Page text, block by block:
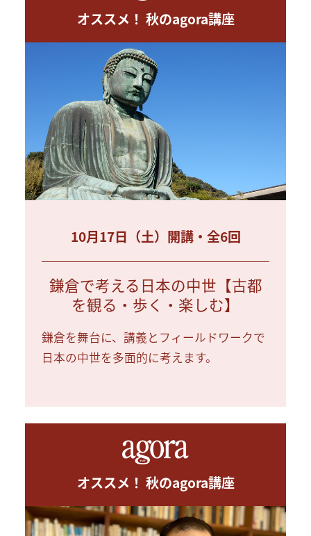
オススメ！ 秋のagora講座
10月17日（土）開講・全6回
鎌倉で考える日本の中世【古都
を観る・歩く・楽しむ】
鎌倉を舞台に、講義とフィールドワークで
日本の中世を多面的に考えます。
オススメ！ 秋のagora講座